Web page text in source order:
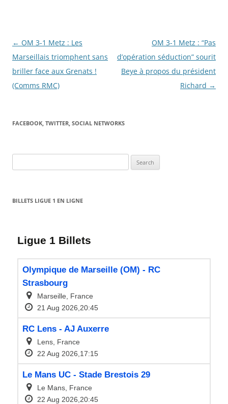
Post
navigation
← OM 3-1 Metz : Les
Marseillais triomphent sans
briller face aux Grenats !
(Comms RMC)
OM 3-1 Metz : “Pas
d’opération séduction” sourit
Beye à propos du président
Richard →
FACEBOOK, TWITTER, SOCIAL NETWORKS
for:
BILLETS LIGUE 1 EN LIGNE